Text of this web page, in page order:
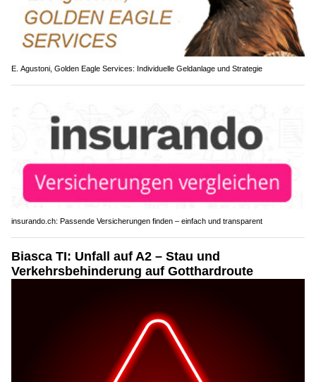
E. Agustoni, Golden Eagle Services: Individuelle Geldanlage und Strategie
insurando.ch: Passende Versicherungen finden – einfach und transparent
Biasca TI: Unfall auf A2 – Stau und
Verkehrsbehinderung auf Gotthardroute